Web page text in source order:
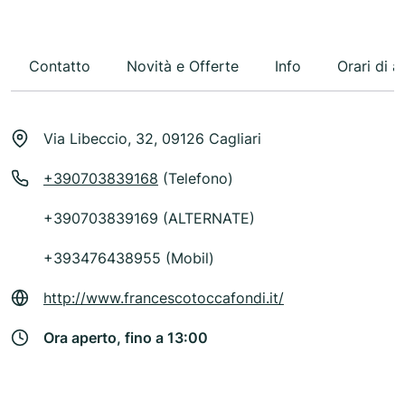
Contatto Novità e Offerte Info Orari di
Via Libeccio, 32, 09126 Cagliari
+390703839168 (Telefono)
+390703839169 (ALTERNATE)
+393476438955 (Mobil)
http://www.francescotoccafondi.it/
Ora aperto, fino a 13:00